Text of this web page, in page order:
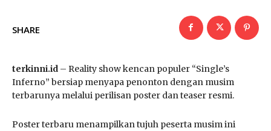
SHARE
terkinni.id – Reality show kencan populer “Single’s
Inferno” bersiap menyapa penonton dengan musim
terbarunya melalui perilisan poster dan teaser resmi.
Poster terbaru menampilkan tujuh peserta musim ini